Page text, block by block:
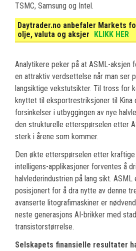
TSMC, Samsung og Intel.
Daytrader.no anbefaler Markets
olje, valuta og aksjer KLIKK HER
Analytikere peker på at ASML-aksjen
en attraktiv verdsettelse når man ser
langsiktige vekstutsikter. Til tross for
knyttet til eksportrestriksjoner til Kina
forsinkelser i utbyggingen av nye
den strukturelle etterspørselen etter
sterk i årene som kommer.
Den økte etterspørselen etter
intelligens-applikasjoner forventes å
halvlederindustrien på lang sikt. ASML
posisjonert for å dra nytte av denne
avanserte litografimaskiner er
neste generasjons AI-brikker med
transistorstørrelse.
Selskapets finansielle resultater